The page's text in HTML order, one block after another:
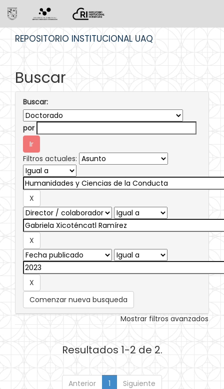
REPOSITORIO INSTITUCIONAL UAQ
Buscar
Buscar:
por
Filtros actuales:
Comenzar nueva busqueda
Mostrar filtros avanzados
Resultados 1-2 de 2.
Anterior 1 Siguiente